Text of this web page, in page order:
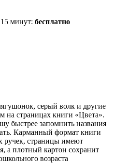
15 минут: бесплатно
серый волк и другие
на страницах книги «Цвета».
быстрее запомнить названия
Карманный формат книги
ручек, страницы имеют
а плотный картон сохранит
возраста